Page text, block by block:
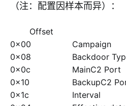
（注：配置因样本而异）：
Offset
0x00
Campaign
0x08
Backdoor
0x0c
MainC2 Port
0x10
BackupC2
0x1c
Interval